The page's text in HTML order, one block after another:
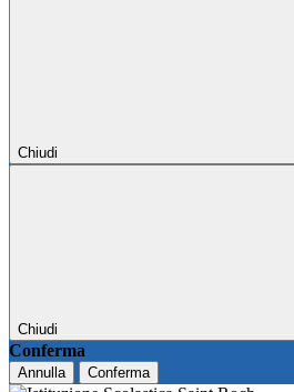
Chiudi
Chiudi
Conferma
Annulla Conferma